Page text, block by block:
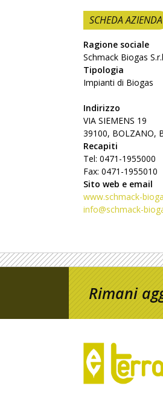
SCHEDA AZIENDA
Ragione sociale
Schmack Biogas
Tipologia
Impianti di Biogas
Indirizzo
VIA SIEMENS 19
39100, BOLZANO,
Recapiti
Tel: 0471-1955000
Fax: 0471-1955010
Sito web e email
www.schmack-
info@schmack-
Rimani